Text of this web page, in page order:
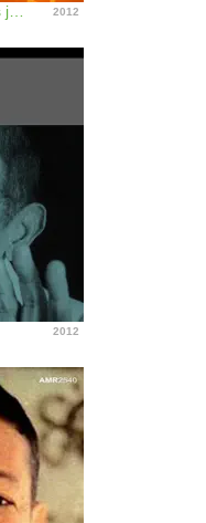
2012
2012